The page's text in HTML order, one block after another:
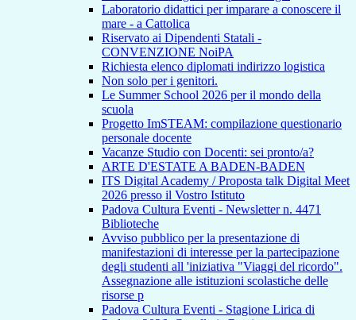
Laboratorio didattici per imparare a conoscere il
mare - a Cattolica
Riservato ai Dipendenti Statali -
CONVENZIONE NoiPA
Richiesta elenco diplomati indirizzo logistica
Non solo per i genitori.
Le Summer School 2026 per il mondo della
scuola
Progetto ImSTEAM: compilazione questionario
personale docente
Vacanze Studio con Docenti: sei pronto/a?
ARTE D'ESTATE A BADEN-BADEN
ITS Digital Academy / Proposta talk Digital Meet
2026 presso il Vostro Istituto
Padova Cultura Eventi - Newsletter n. 4471
Biblioteche
Avviso pubblico per la presentazione di
manifestazioni di interesse per la partecipazione
degli studenti all 'iniziativa "Viaggi del ricordo".
Assegnazione alle istituzioni scolastiche delle
risorse p
Padova Cultura Eventi - Stagione Lirica di